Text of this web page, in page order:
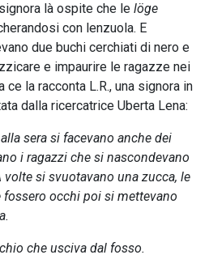
là ospite che le löge
con lenzuola. E
due buchi cerchiati di nero e
e impaurire le ragazze nei
la racconta L.R., una signora in
dalla ricercatrice Uberta Lena:
sera si facevano anche dei
i ragazzi che si nascondevano
si svuotavano una zucca, le
occhi poi si mettevano
che usciva dal fosso.